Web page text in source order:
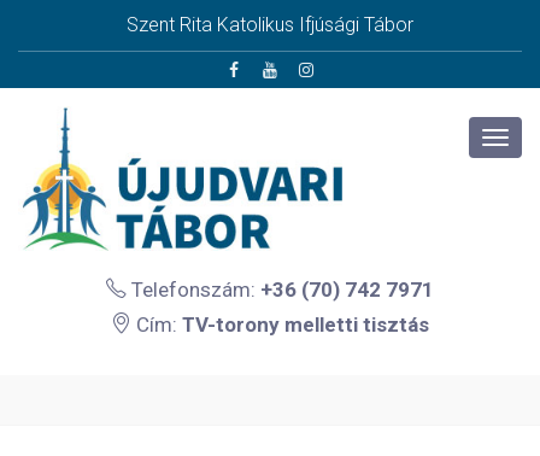
Szent Rita Katolikus Ifjúsági Tábor
Telefonszám: +36 (70) 742 7971
Cím: TV-torony melletti tisztás